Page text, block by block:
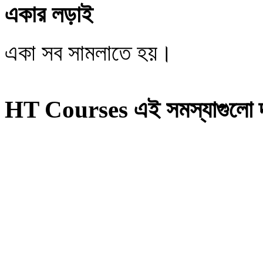
একার লড়াই
একা সব সামলাতে হয়।
HT Courses এই সমস্যাগুলো